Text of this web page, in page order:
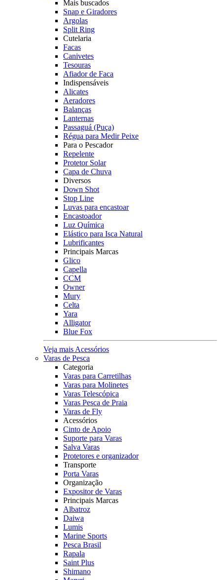
Mais buscados
Snap e Giradores
Argolas
Split Ring
Cutelaria
Facas
Canivetes
Tesouras
Afiador de Faca
Indispensáveis
Alicates
Aeradores
Balanças
Lanternas
Passaguá (Puça)
Régua para Medir Peixe
Para o Pescador
Repelente
Protetor Solar
Capa de Chuva
Diversos
Down Shot
Stop Line
Luvas para encastoar
Encastoador
Luz Química
Elástico para Isca Natural
Lubrificantes
Principais Marcas
Glico
Capella
CCM
Owner
Mury
Celta
Yara
Alligator
Blue Fox
Veja mais Acessórios
Varas de Pesca
Categoria
Varas para Carretilhas
Varas para Molinetes
Varas Telescópica
Varas Pesca de Praia
Varas de Fly
Acessórios
Cinto de Apoio
Suporte para Varas
Salva Varas
Protetores e organizador
Transporte
Porta Varas
Organização
Expositor de Varas
Principais Marcas
Albatroz
Daiwa
Lumis
Marine Sports
Pesca Brasil
Rapala
Saint Plus
Shimano